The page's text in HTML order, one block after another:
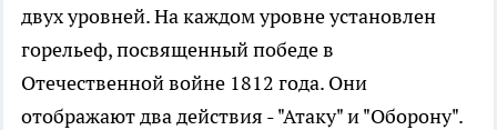
двух уровней. На каждом уровне установлен
горельеф, посвященный победе в
Отечественной войне 1812 года. Они
отображают два действия - "Атаку" и "Оборону".